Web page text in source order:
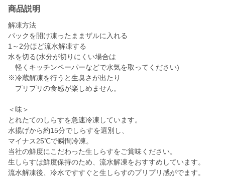
商品説明
解凍方法
パックを開け凍ったままザルに入れる
1～2分ほど流水解凍する
水を切る(水分が切りにくい場合は
軽くキッチンペーパーなどで水気を取ってください)
※冷蔵解凍を行うと生臭さが出たり
プリプリの食感が楽しめません。
＜味＞
とれたてのしらすを急速冷凍しています。
水揚げから約15分でしらすを選別し、
マイナス25℃で瞬間冷凍。
当社の鮮度にこだわった生しらすをご賞味ください。
生しらすは鮮度保持のため、流水解凍をおすすめしています。
流水解凍後、冷水ですすぐと生しらすのプリプリ感がでます。